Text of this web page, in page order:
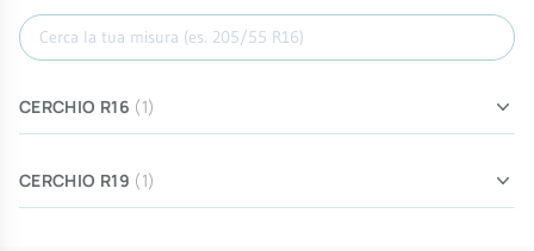
Cerca misura
CERCHIO R16 (1)
CERCHIO R19 (1)